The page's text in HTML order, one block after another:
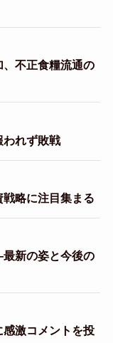
不正食糧流通の
われず敗戦
略に注目集まる
新の姿と今後の
激コメントを投